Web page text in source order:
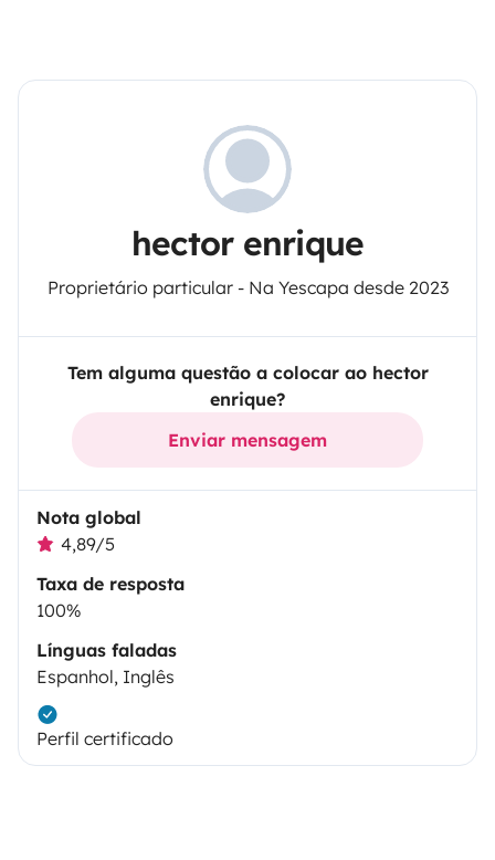
hector enrique
Proprietário particular - Na Yescapa desde 2023
Tem alguma questão a colocar ao hector
enrique?
Enviar mensagem
Nota global
4,89/5
Taxa de resposta
100%
Línguas faladas
Espanhol, Inglês
Perfil certificado